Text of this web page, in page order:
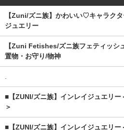
【Zuni/ズニ族】かわいい♡キャラク
ジュエリー
【Zuni Fetishes/ズニ族フェティッシ
置物・お守り/物神
.
■【ZUNI/ズニ族】インレイジュエリー
＞
■【ZUNI/ズニ族】インレイジュエリー